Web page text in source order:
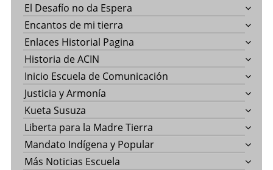
El Desafío no da Espera
Encantos de mi tierra
Enlaces Historial Pagina
Historia de ACIN
Inicio Escuela de Comunicación
Justicia y Armonía
Kueta Susuza
Liberta para la Madre Tierra
Mandato Indígena y Popular
Más Noticias Escuela